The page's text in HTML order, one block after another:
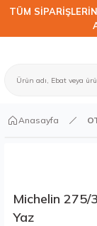
TÜM
Anasayfa
Michelin
Yaz